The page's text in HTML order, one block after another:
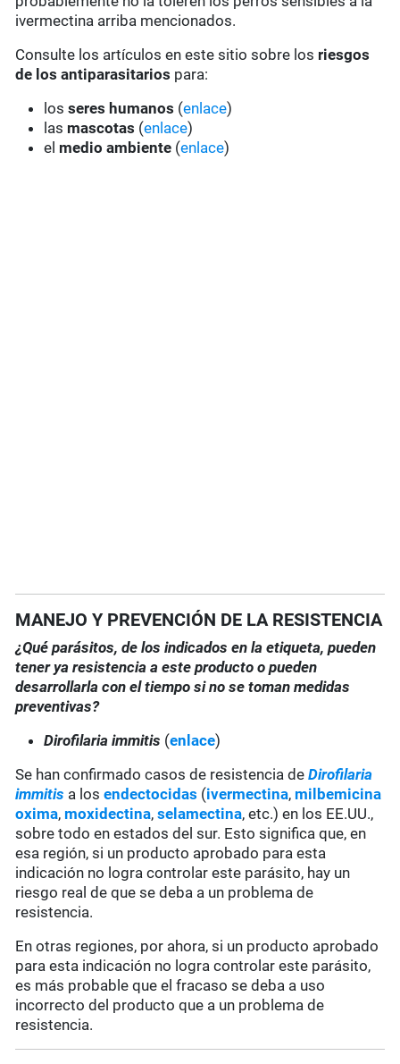
ivermectina arriba mencionados.
Consulte los artículos en este sitio sobre los riesgos
de los antiparasitarios para:
losseres humanos (enlace)
las mascotas (enlace)
el medio ambiente (enlace)
MANEJO Y PREVENCIÓN DE LA RESISTENCIA
¿Qué parásitos, de los indicados en la etiqueta, pueden
tener ya resistencia a este producto o pueden
desarrollarla con el tiempo si no se toman medidas
preventivas?
Dirofilaria immitis (enlace)
Se han confirmado casos de resistencia deDirofilaria
immitis a losendectocidas (ivermectina, milbemicina
oxima, moxidectina,selamectina, etc.) en los EE.UU.,
sobre todo en estados del sur. Esto significa que, en
esa región, si un producto aprobado para esta
indicación no logra controlar este parásito, hay un
riesgo real de que se deba a un problema de
resistencia.
En otras regiones, por ahora, si un producto aprobado
para esta indicación no logra controlar este parásito,
es más probable que el fracaso se deba a uso
incorrecto del producto que a un problema de
resistencia.